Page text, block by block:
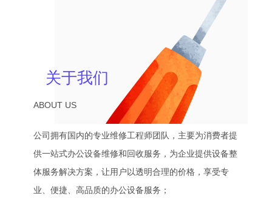
关于我们
ABOUT US
公司拥有国内的专业维修工程师团队，主要为消费者提
供一站式办公设备维修和回收服务，为企业提供设备整
体服务解决方案，让用户以透明合理的价格，享受专
业、便捷、高品质的办公设备服务；